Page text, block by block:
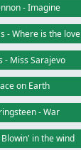
- Imagine
- Where is the love
- Miss Sarajevo
on Earth
- War
in the wind